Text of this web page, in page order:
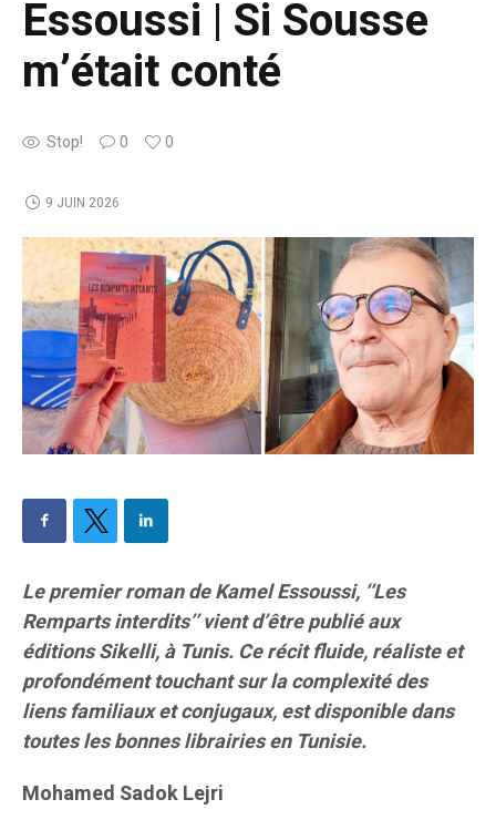
Essoussi | Si Sousse
m’était conté
Stop! 0 0
9 JUIN 2026
Le premier roman de Kamel Essoussi, ‘‘Les
Remparts interdits’’ vient d’être publié aux
éditions Sikelli, à Tunis. Ce récit fluide, réaliste et
profondément touchant sur la complexité des
liens familiaux et conjugaux, est disponible dans
toutes les bonnes librairies en Tunisie.
Mohamed Sadok Lejri